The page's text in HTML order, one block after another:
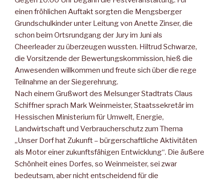
einen fröhlichen Auftakt sorgten die Mengsberger
Grundschulkinder unter Leitung von Anette Zinser, die
schon beim Ortsrundgang der Jury im Juni als
Cheerleader zu überzeugen wussten. Hiltrud Schwarze,
die Vorsitzende der Bewertungskommission, hieß die
Anwesenden willkommen und freute sich über die rege
Teilnahme an der Siegerehrung.
Nach einem Grußwort des Melsunger Stadtrats Claus
Schiffner sprach Mark Weinmeister, Staatssekretär im
Hessischen Ministerium für Umwelt, Energie,
Landwirtschaft und Verbraucherschutz zum Thema
„Unser Dorf hat Zukunft – bürgerschaftliche Aktivitäten
als Motor einer zukunftsfähigen Entwicklung“. Die äußere
Schönheit eines Dorfes, so Weinmeister, sei zwar
bedeutsam, aber nicht entscheidend für die